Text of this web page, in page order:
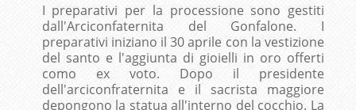
I preparativi per la processione sono gestiti
dall'Arciconfaternita del Gonfalone. I
preparativi iniziano il 30 aprile con la vestizione
del santo e l'aggiunta di gioielli in oro offerti
como ex voto. Dopo il presidente
dell'arciconfraternita e il sacrista maggiore
depongono la statua all'interno del cocchio. La